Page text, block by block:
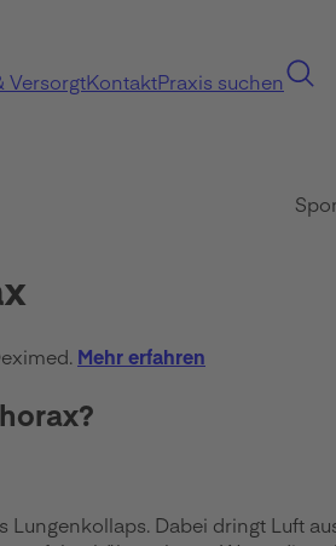
VersorgtKontaktPraxis suchen
Mehr erfahren
Dabei dringt Luft